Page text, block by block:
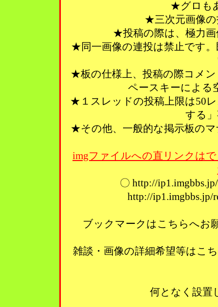
★グロも
★三次元画像
★投稿の際は、極力
★同一画像の連投は禁止です
★板の仕様上、投稿の際コメ
ペースキーによる
★１スレッドの投稿上限は50
する
★その他、一般的な掲示板の
imgファイルへの直リンクは
〇 http://
http://
ブックマークはこちらへ
雑談・画像の詳細希望等は
何となく設